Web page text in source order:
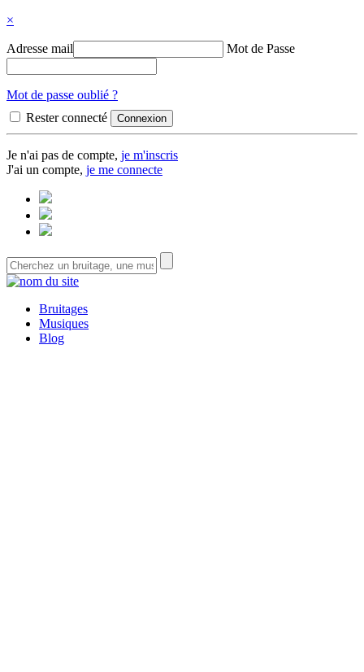
×
Adresse mail Mot de Passe
Mot de passe oublié ?
Rester connecté
Je n'ai pas de compte, je m'inscris
J'ai un compte, je me connecte
Bruitages
Musiques
Blog